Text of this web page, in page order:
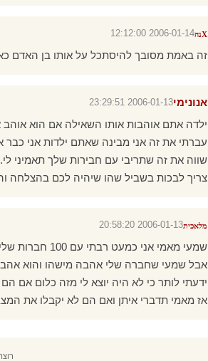
Xנה 2006-01-14 12:12:00
זה באמת מסובך להיסתכל על אותו בן האדם
אנונימי2006-01-13 23:29:51
ילדה אתם אוהבות אותו השאילה אם הוא
עברתי את זה אני מבינה שאתם ילדות אני
שווה את זה שתריבי עם חבירות שלך תאמיני
צריך לבכות בשביל שהו שיהיה לכם בהצלחה
מלאכית2006-01-13 20:58:20
שמעי מאמי אני כמעט רבתי עם 100 חברות שלי בגלל בנים
אבל שמעי שחברה שלי אהבה מישהו והוא
ידעתי לותר כי לא היה יוצא לי מזה כלום אם
אז מאמי תדברי איתן ואם הם לא יקבלו את